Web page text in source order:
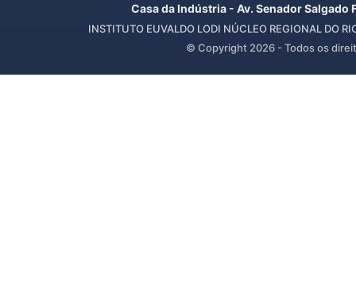
Casa da Indústria - Av. Senador
INSTITUTO EUVALDO LODI NÚCLEO REGIONAL DO
© Copyright 2026 - Todos os